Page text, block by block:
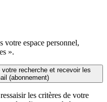
votre espace personnel,
».
recherche et recevoir les
(abonnement)
les critères de votre